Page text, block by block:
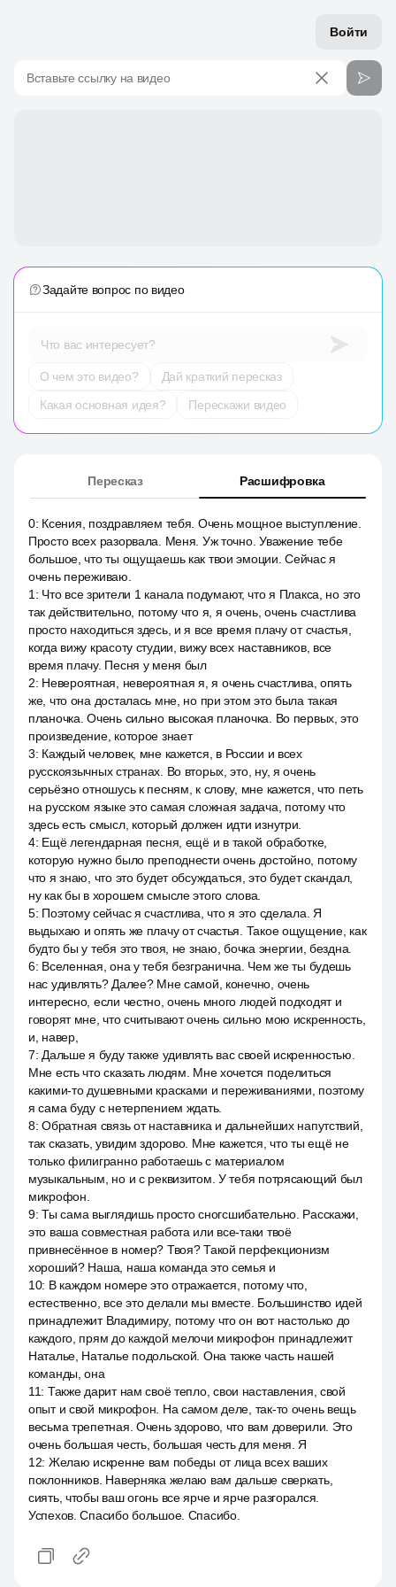
Войти
Вставьте ссылку на видео
Задайте вопрос по видео
Что вас интересует?
О чем это видео?
Дай краткий пересказ
Какая основная идея?
Перескажи видео
Пересказ Расшифровка
0: Ксения, поздравляем тебя. Очень мощное выступление.
Просто всех разорвала. Меня. Уж точно. Уважение тебе
большое, что ты ощущаешь как твои эмоции. Сейчас я
очень переживаю.
1 : Что все зрители 1 канала подумают, что я Плакса, но это
так действительно, потому что я, я очень, очень счастлива
просто находиться здесь, и я все время плачу от счастья,
когда вижу красоту студии, вижу всех наставников, все
время плачу. Песня у меня был
2: Невероятная, невероятная я, я очень счастлива, опять
же, что она досталась мне, но при этом это была такая
планочка. Очень сильно высокая планочка. Во первых, это
произведение, которое знает
3: Каждый человек, мне кажется, в России и всех
русскоязычных странах. Во вторых, это, ну, я очень
серьёзно отношусь к песням, к слову, мне кажется, что петь
на русском языке это самая сложная задача, потому что
здесь есть смысл, который должен идти изнутри.
4: Ещё легендарная песня, ещё и в такой обработке,
которую нужно было преподнести очень достойно, потому
что я знаю, что это будет обсуждаться, это будет скандал,
ну как бы в хорошем смысле этого слова.
5: Поэтому сейчас я счастлива, что я это сделала. Я
выдыхаю и опять же плачу от счастья. Такое ощущение, как
будто бы у тебя это твоя, не знаю, бочка энергии, бездна.
6: Вселенная, она у тебя безгранична. Чем же ты будешь
нас удивлять? Далее? Мне самой, конечно, очень
интересно, если честно, очень много людей подходят и
говорят мне, что считывают очень сильно мою искренность,
и, навер,
7: Дальше я буду также удивлять вас своей искренностью.
Мне есть что сказать людям. Мне хочется поделиться
какими-то душевными красками и переживаниями, поэтому
я сама буду с нетерпением ждать.
8:Обратная связь от наставника и дальнейших напутствий,
так сказать, увидим здорово. Мне кажется, что ты ещё не
только филигранно работаешь с материалом
музыкальным, но и с реквизитом. У тебя потрясающий был
микрофон.
9:Ты сама выглядишь просто сногсшибательно. Расскажи,
это ваша совместная работа или все-таки твоё
привнесённое в номер? Твоя? Такой перфекционизм
хороший? Наша, наша команда это семья и
10: В каждом номере это отражается, потому что,
естественно, все это делали мы вместе. Большинство идей
принадлежит Владимиру, потому что он вот настолько до
каждого, прям до каждой мелочи микрофон принадлежит
Наталье, Наталье подольской. Она также часть нашей
команды, она
11: Также дарит нам своё тепло, свои наставления, свой
опыт и свой микрофон. На самом деле, так-то очень вещь
весьма трепетная. Очень здорово, что вам доверили. Это
очень большая честь, большая честь для меня. Я
12: Желаю искренне вам победы от лица всех ваших
поклонников. Наверняка желаю вам дальше сверкать,
сиять, чтобы ваш огонь все ярче и ярче разгорался.
Успехов. Спасибо большое. Спасибо.